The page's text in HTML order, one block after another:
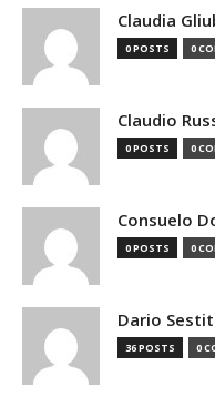
Claudia
0 POSTS 0
Claudio
0 POSTS 0
Consuelo
0 POSTS 0
Dario
36 POSTS 0